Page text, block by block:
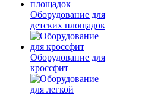
Оборудование для
детских площадок
Оборудование для
кроссфит